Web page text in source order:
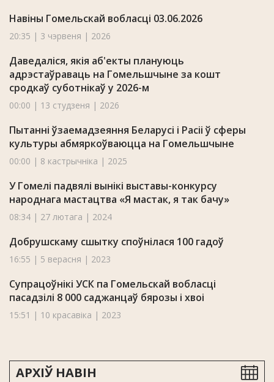
Навіны Гомельскай вобласці 03.06.2026
20:35 | 3 чэрвеня | 2026
Даведаліся, якія аб'екты плануюць
адрэстаўраваць на Гомельшчыне за кошт
сродкаў суботнікаў у 2026-м
00:00 | 13 студзеня | 2026
Пытанні ўзаемадзеяння Беларусі і Расіі ў сферы
культуры абмяркоўваюцца на Гомельшчыне
00:00 | 8 кастрычніка | 2025
У Гомелі падвялі вынікі выставы-конкурсу
народнага мастацтва «Я мастак, я так бачу»
08:34 | 27 лютага | 2024
Добрушскаму сшытку споўнілася 100 гадоў
16:55 | 5 верасня | 2023
Супрацоўнікі УСК па Гомельскай вобласці
пасадзілі 8 000 саджанцаў бярозы і хвоі
15:51 | 10 красавіка | 2023
АРХІЎ НАВІН